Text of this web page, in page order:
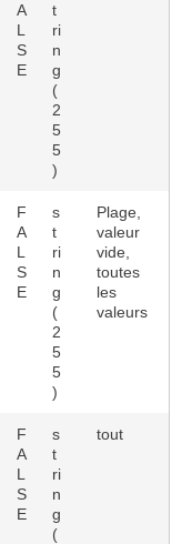
A
L
S
E
t
ri
n
g
(
2
5
5
)
F
A
L
S
E
s
t
ri
n
g
(
2
5
5
)
Plage,
valeur
vide,
toutes
les
valeurs
F
A
L
S
E
s
t
ri
n
g
(
tout